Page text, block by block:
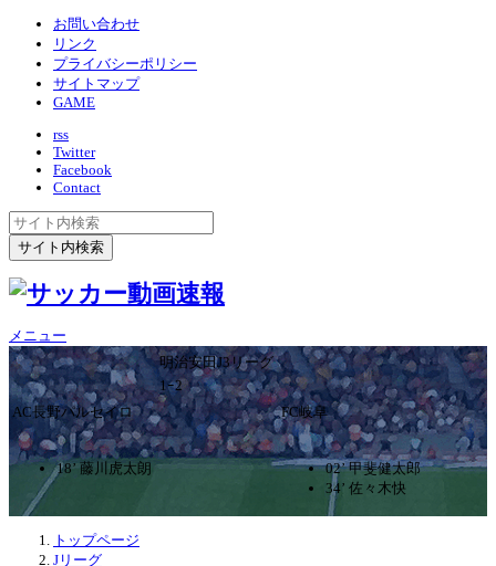
お問い合わせ
リンク
プライバシーポリシー
サイトマップ
GAME
rss
Twitter
Facebook
Contact
メニュー
明治安田J3リーグ
1ｰ2
AC長野パルセイロ
FC岐阜
18’ 藤川虎太朗
02’ 甲斐健太郎
34’ 佐々木快
トップページ
Jリーグ